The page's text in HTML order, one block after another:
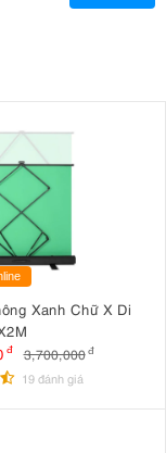
Xanh Chữ X Di
đ 3,700,000 đ
19 đánh giá